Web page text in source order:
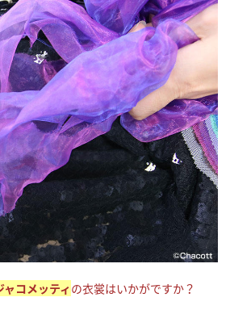
コメッティの衣裳はいかがですか？